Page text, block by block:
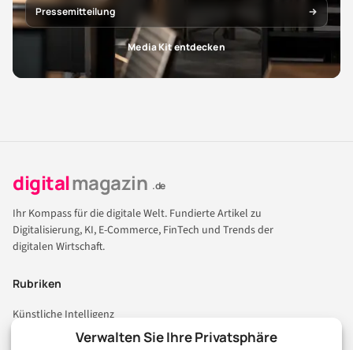
Verwalten Sie Ihre Privatsphäre
Pressemitteilung
Media Kit entdecken
digitalmagazin .de
Ihr Kompass für die digitale Welt. Fundierte Artikel zu
Digitalisierung, KI, E-Commerce, FinTech und Trends der
digitalen Wirtschaft.
Rubriken
Künstliche Intelligenz
Technologie & IT